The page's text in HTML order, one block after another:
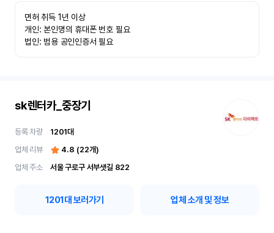
면허 취득 1년 이상
개인: 본인명의 휴대폰 번호 필요
법인: 범용 공인인증서 필요
sk렌터카_중장기
등록 차량 1201대
업체 리뷰
4.8 (22개)
업체 주소
서울 구로구 서부샛길 822
1201대 보러가기 업체 소개 및 정보